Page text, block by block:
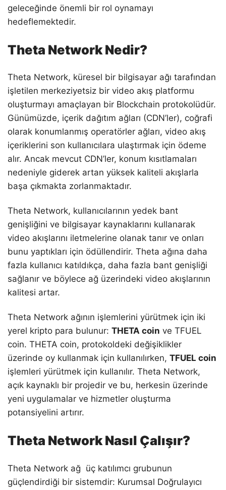
geleceğinde önemli bir rol oynamayı
hedeflemektedir.
Theta Network Nedir?
Theta Network, küresel bir bilgisayar ağı tarafından
işletilen merkeziyetsiz bir video akış platformu
oluşturmayı amaçlayan bir Blockchain protokolüdür.
Günümüzde, içerik dağıtım ağları (CDN’ler), coğrafi
olarak konumlanmış operatörler ağları, video akış
içeriklerini son kullanıcılara ulaştırmak için ödeme
alır. Ancak mevcut CDN’ler, konum kısıtlamaları
nedeniyle giderek artan yüksek kaliteli akışlarla
başa çıkmakta zorlanmaktadır.
Theta Network, kullanıcılarının yedek bant
genişliğini ve bilgisayar kaynaklarını kullanarak
video akışlarını iletmelerine olanak tanır ve onları
bunu yaptıkları için ödüllendirir. Theta ağına daha
fazla kullanıcı katıldıkça, daha fazla bant genişliği
sağlanır ve böylece ağ üzerindeki video akışlarının
kalitesi artar.
Theta Network ağının işlemlerini yürütmek için iki
yerel kripto para bulunur: THETA coin ve TFUEL
coin. THETA coin, protokoldeki değişiklikler
üzerinde oy kullanmak için kullanılırken, TFUEL coin
işlemleri yürütmek için kullanılır. Theta Network,
açık kaynaklı bir projedir ve bu, herkesin üzerinde
yeni uygulamalar ve hizmetler oluşturma
potansiyelini artırır.
Theta Network Nasıl Çalışır?
Theta Network ağ üç katılımcı grubunun
güçlendirdiği bir sistemdir: Kurumsal Doğrulayıcı